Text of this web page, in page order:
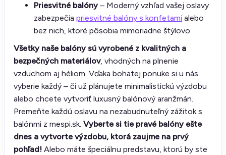
Priesvitné balóny– Moderný vzhľad vašej oslavy
zabezpečia priesvitné balóny s konfetami alebo
bez nich, ktoré pôsobia mimoriadne štýlovo.
Všetky naše balóny sú vyrobené z kvalitných a
bezpečných materiálov, vhodných na plnenie
vzduchom aj héliom. Vďaka bohatej ponuke si u nás
vyberie každý – či už plánujete minimalistickú výzdobu
alebo chcete vytvoriť luxusný balónový aranžmán.
Premeňte každú oslavu na nezabudnuteľný zážitok s
balónmi z mespi.sk. Vyberte si tie pravé balóny ešte
dnes a vytvorte výzdobu, ktorá zaujme na prvý
pohľad! Alebo máte špeciálnu predstavu, ktorú by ste